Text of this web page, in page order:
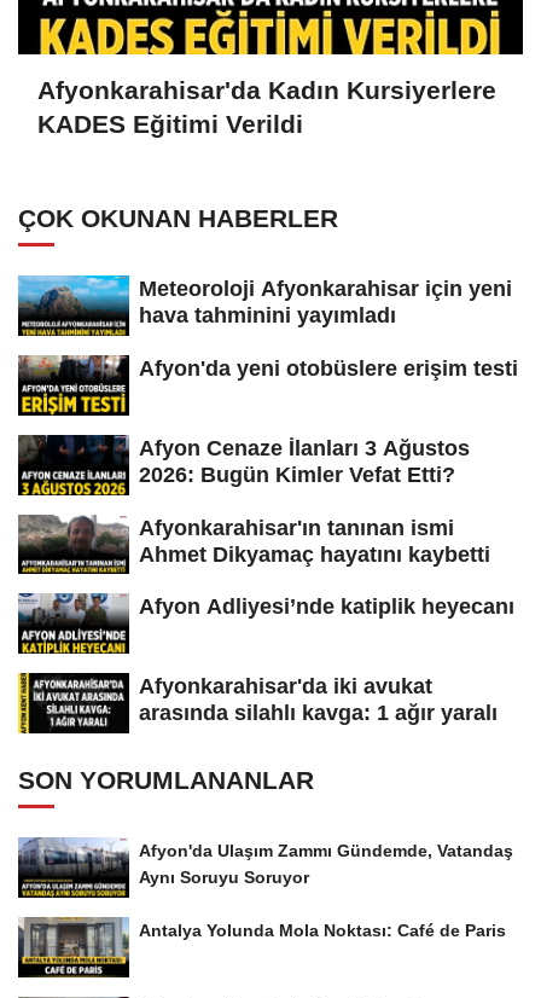
Afyonkarahisar'da Kadın Kursiyerlere
KADES Eğitimi Verildi
ÇOK OKUNAN HABERLER
Meteoroloji Afyonkarahisar için yeni
hava tahminini yayımladı
Afyon'da yeni otobüslere erişim testi
Afyon Cenaze İlanları 3 Ağustos
2026: Bugün Kimler Vefat Etti?
Afyonkarahisar'ın tanınan ismi
Ahmet Dikyamaç hayatını kaybetti
Afyon Adliyesi’nde katiplik heyecanı
Afyonkarahisar'da iki avukat
arasında silahlı kavga: 1 ağır yaralı
SON YORUMLANANLAR
Afyon'da Ulaşım Zammı Gündemde, Vatandaş
Aynı Soruyu Soruyor
Antalya Yolunda Mola Noktası: Café de Paris